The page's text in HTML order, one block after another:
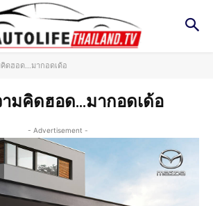
ดฮอด...มากอดเด้อ
มคิดฮอด...มากอดเด้อ
- Advertisement -